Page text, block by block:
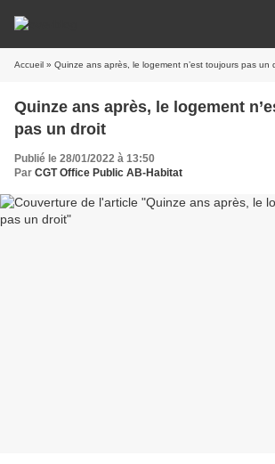
Accueil » Quinze ans après, le logement n’est toujours pas un
Quinze ans après, le logement
pas un droit
Publié le 28/01/2022 à 13:50
Par CGT Office Public AB-Habitat